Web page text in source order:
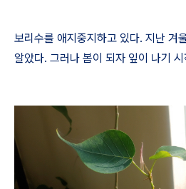
보리수를 애지중지하고 있다. 지난 겨
알았다. 그러나 봄이 되자 잎이 나기